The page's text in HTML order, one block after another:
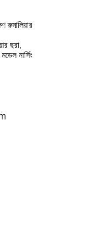
রুমালিয়ার
ছরা,
নার্সিং